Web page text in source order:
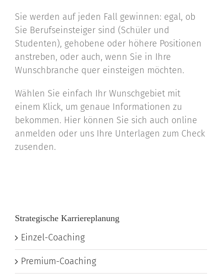
Sie werden auf jeden Fall gewinnen: egal, ob
Sie Berufseinsteiger sind (Schüler und
Studenten), gehobene oder höhere Positionen
anstreben, oder auch, wenn Sie in Ihre
Wunschbranche quer einsteigen möchten.
Wählen Sie einfach Ihr Wunschgebiet mit
einem Klick, um genaue Informationen zu
bekommen. Hier können Sie sich auch online
anmelden oder uns Ihre Unterlagen zum Check
zusenden.
Strategische Karriere­planung
Einzel-Coaching
Premium-Coaching